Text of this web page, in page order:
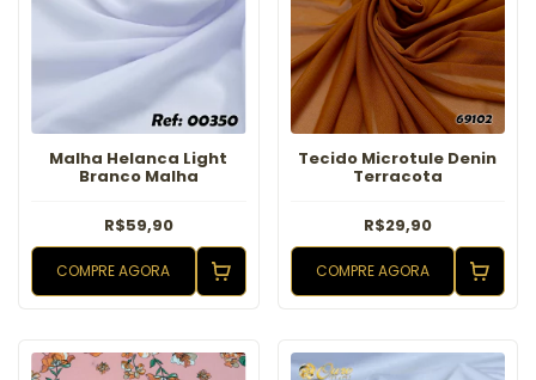
Malha Helanca Light
Branco Malha
R$59,90
COMPRE AGORA
Tecido Microtule Denin
Terracota
R$29,90
COMPRE AGORA